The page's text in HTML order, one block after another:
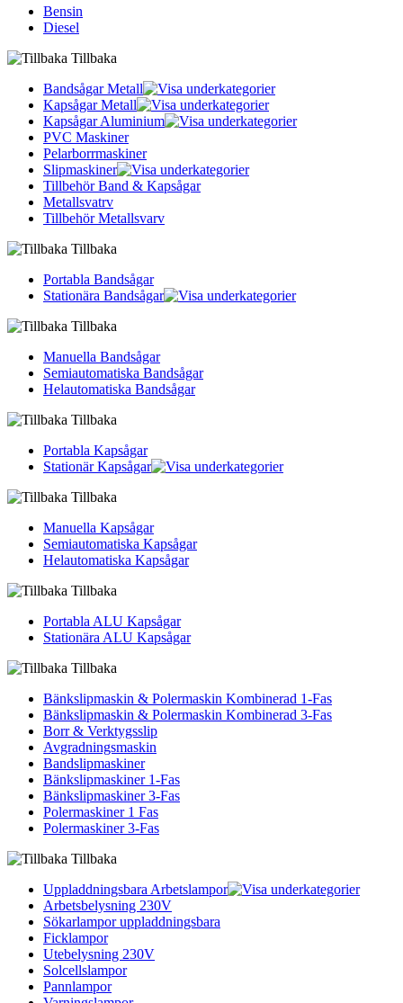
Bensin
Diesel
Tillbaka
Bandsågar Metall
Kapsågar Metall
Kapsågar Aluminium
PVC Maskiner
Pelarborrmaskiner
Slipmaskiner
Tillbehör Band & Kapsågar
Metallsvatrv
Tillbehör Metallsvarv
Tillbaka
Portabla Bandsågar
Stationära Bandsågar
Tillbaka
Manuella Bandsågar
Semiautomatiska Bandsågar
Helautomatiska Bandsågar
Tillbaka
Portabla Kapsågar
Stationär Kapsågar
Tillbaka
Manuella Kapsågar
Semiautomatiska Kapsågar
Helautomatiska Kapsågar
Tillbaka
Portabla ALU Kapsågar
Stationära ALU Kapsågar
Tillbaka
Bänkslipmaskin & Polermaskin Kombinerad 1-Fas
Bänkslipmaskin & Polermaskin Kombinerad 3-Fas
Borr & Verktygsslip
Avgradningsmaskin
Bandslipmaskiner
Bänkslipmaskiner 1-Fas
Bänkslipmaskiner 3-Fas
Polermaskiner 1 Fas
Polermaskiner 3-Fas
Tillbaka
Uppladdningsbara Arbetslampor
Arbetsbelysning 230V
Sökarlampor uppladdningsbara
Ficklampor
Utebelysning 230V
Solcellslampor
Pannlampor